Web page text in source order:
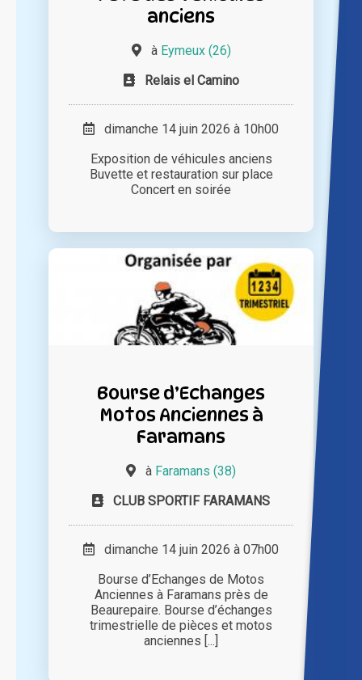
anciens
à Eymeux (26)
Relais el Camino
dimanche 14 juin 2026 à 10h00
Exposition de véhicules anciens
Buvette et restauration sur place
Concert en soirée
Bourse d’Echanges
Motos Anciennes à
Faramans
à Faramans (38)
CLUB SPORTIF FARAMANS
dimanche 14 juin 2026 à 07h00
Bourse d’Echanges de Motos
Anciennes à Faramans près de
Beaurepaire. Bourse d’échanges
trimestrielle de pièces et motos
anciennes [...]